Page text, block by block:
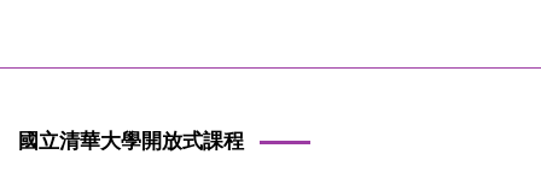
國立清華大學開放式課程